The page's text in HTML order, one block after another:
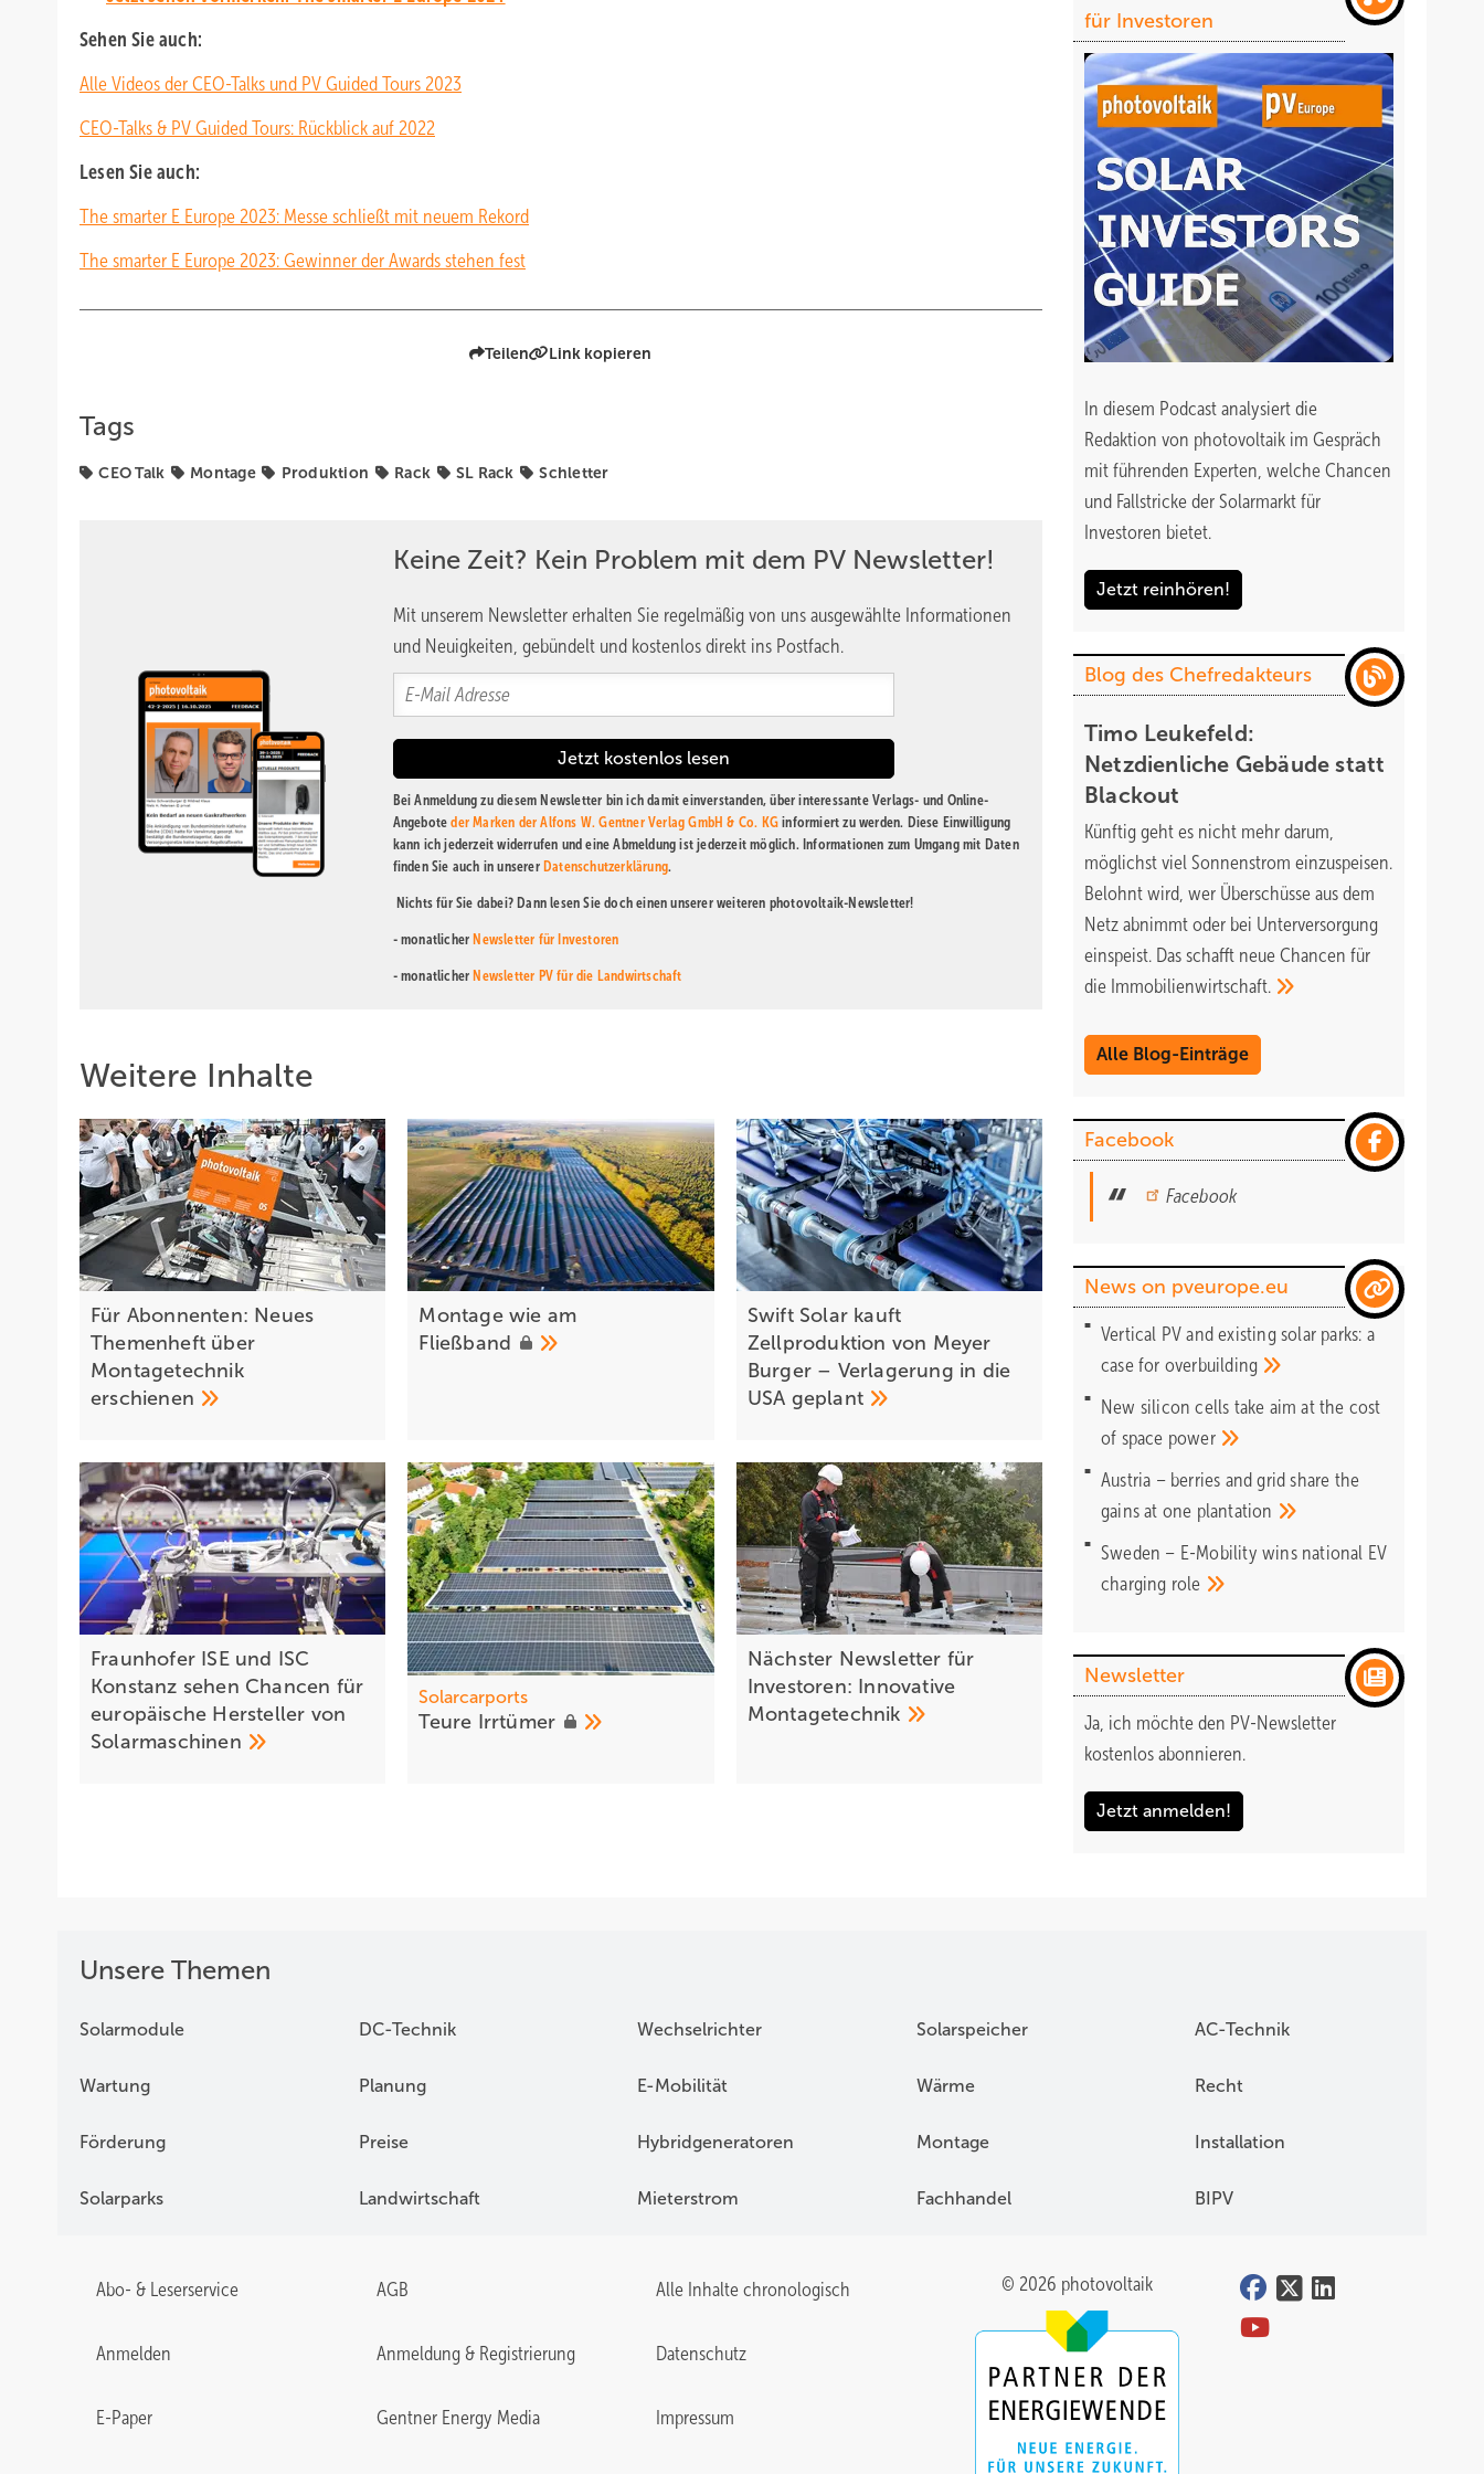
Sehen Sie auch:
Alle Videos der CEO-Talks und PV Guided Tours 2023
CEO-Talks & PV Guided Tours: Rückblick auf 2022
Lesen Sie auch:
The smarter E Europe 2023: Messe schließt mit neuem Rekord
The smarter E Europe 2023: Gewinner der Awards stehen fest
Teilen Link kopieren
Tags
CEO Talk Montage Produktion Rack SL Rack Schletter
Keine Zeit? Kein Problem mit dem PV Newsletter!
Mit unserem Newsletter erhalten Sie regelmäßig von uns ausgewählte Informationen
und Neuigkeiten, gebündelt und kostenlos direkt ins Postfach.
Bei Anmeldung zu diesem Newsletter bin ich damit einverstanden, über interessante Verlags- und Online-
Angeboteder Marken der Alfons W. Gentner Verlag GmbH & Co. KG informiert zu werden. Diese Einwilligung
kann ich jederzeit widerrufen und eine Abmeldung ist jederzeit möglich. Informationen zum Umgang mit Daten
finden Sie auch in unserer Datenschutzerklärung.
Nichts für Sie dabei? Dann lesen Sie doch einen unserer weiteren photovoltaik-Newsletter!
- monatlicherNewsletter für Investoren
- monatlicherNewsletter PV für die Landwirtschaft
Weitere Inhalte
Für Abonnenten: Neues
Themenheft über
Montagetechnik
erschienen
Montage wie am
Fließband
Swift Solar kauft
Zellproduktion von Meyer
Burger – Verlagerung in die
USA geplant
Fraunhofer ISE und ISC
Konstanz sehen Chancen für
europäische Hersteller von
Solarmaschinen
Solarcarports
Teure Irrtümer
Nächster Newsletter für
Investoren: Innovative
Montagetechnik
für Investoren
In diesem Podcast analysiert die
Redaktion von photovoltaik im Gespräch
mit führenden Experten, welche Chancen
und Fallstricke der Solarmarkt für
Investoren bietet.
Jetzt reinhören!
Blog des Chefredakteurs
Timo Leukefeld:
Netzdienliche Gebäude statt
Blackout
Künftig geht es nicht mehr darum,
möglichst viel Sonnenstrom einzuspeisen.
Belohnt wird, wer Überschüsse aus dem
Netz abnimmt oder bei Unterversorgung
einspeist. Das schafft neue Chancen für
die Immobilienwirtschaft.
Alle Blog-Einträge
Facebook
Facebook
News on pveurope.eu
Vertical PV and existing solar parks: a
case for overbuilding
New silicon cells take aim at the cost
of space power
Austria – berries and grid share the
gains at one plantation
Sweden – E-Mobility wins national EV
charging role
Newsletter
Ja, ich möchte den PV-Newsletter
kostenlos abonnieren.
Jetzt anmelden!
Unsere Themen
Solarmodule DC-Technik Wechselrichter Solarspeicher AC-Technik
Wartung Planung E-Mobilität Wärme Recht
Förderung Preise Hybridgeneratoren Montage Installation
Solarparks Landwirtschaft Mieterstrom Fachhandel BIPV
Abo- & Leserservice AGB Alle Inhalte chronologisch
Anmelden Anmeldung & Registrierung Datenschutz
E-Paper Gentner Energy Media Impressum
© 2026 photovoltaik